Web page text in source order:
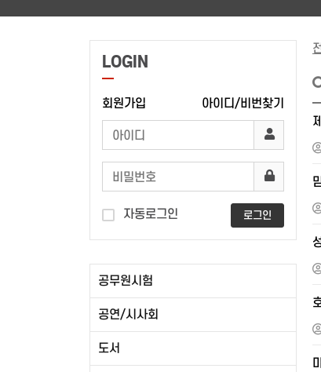
LOGIN
회원가입 아이디/비번찾기
자동로그인 로그인
공무원시험
공연/시사회
도서